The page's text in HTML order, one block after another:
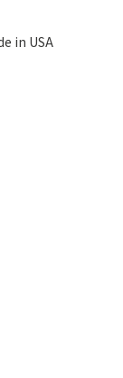
in USA